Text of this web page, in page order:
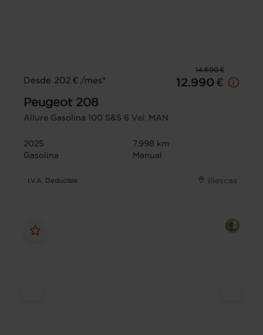
14.690 €
Desde 202 € /mes*
12.990 €
Peugeot 208
Allure Gasolina 100 S&S 6 Vel. MAN
2025
7.998 km
Gasolina
Manual
I.V.A. Deducible Illescas